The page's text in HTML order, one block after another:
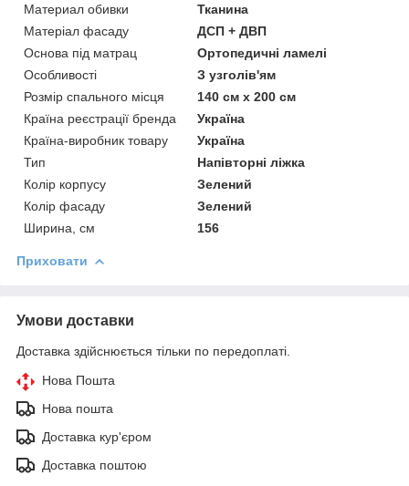
Материал обивки
Тканина
Матеріал фасаду
ДСП + ДВП
Основа під матрац
Ортопедичні ламелі
Особливості
З узголів'ям
Розмір спального місця
140 см х 200 см
Країна реєстрації бренда
Україна
Країна-виробник товару
Україна
Тип
Напівторні ліжка
Колір корпусу
Зелений
Колір фасаду
Зелений
Ширина, см
156
Приховати
Умови доставки
Доставка здійснюється тільки по передоплаті.
Нова Пошта
Нова пошта
Доставка кур'єром
Доставка поштою